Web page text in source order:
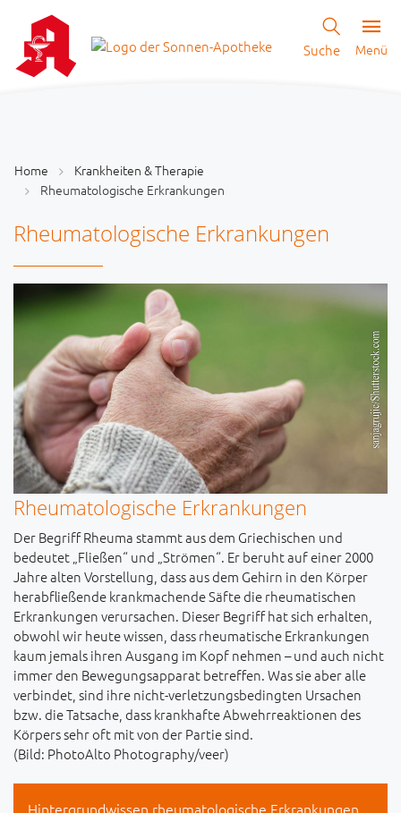
Suche Menü
Home
Krankheiten & Therapie
Rheumatologische Erkrankungen
Rheumatologische Erkrankungen
Rheumatologische Erkrankungen
Der Begriff Rheuma stammt aus dem Griechischen und
bedeutet „Fließen“ und „Strömen“. Er beruht auf einer 2000
Jahre alten Vorstellung, dass aus dem Gehirn in den Körper
herabfließende krankmachende Säfte die rheumatischen
Erkrankungen verursachen. Dieser Begriff hat sich erhalten,
obwohl wir heute wissen, dass rheumatische Erkrankungen
kaum jemals ihren Ausgang im Kopf nehmen – und auch nicht
immer den Bewegungsapparat betreffen. Was sie aber alle
verbindet, sind ihre nicht-verletzungsbedingten Ursachen
bzw. die Tatsache, dass krankhafte Abwehrreaktionen des
Körpers sehr oft mit von der Partie sind.
(Bild: PhotoAlto Photography/veer)
Hintergrundwissen rheumatologische Erkrankungen